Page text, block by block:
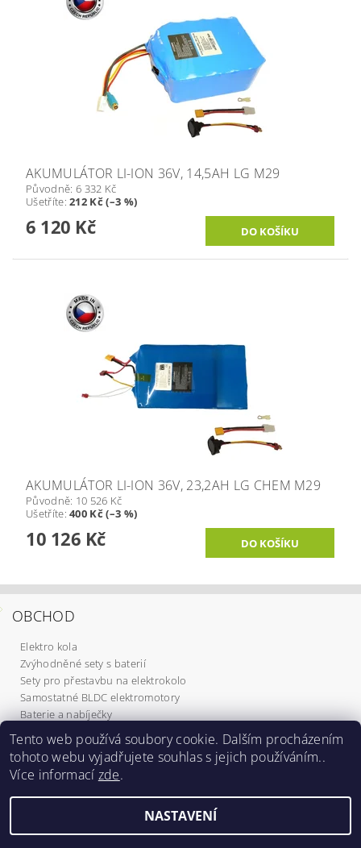
AKUMULÁTOR LI-ION 36V, 14,5AH LG M29
Původně: 6 332 Kč
Ušetříte:212 Kč (–3 %)
6 120 Kč
AKUMULÁTOR LI-ION 36V, 23,2AH LG CHEM M29
Původně: 10 526 Kč
Ušetříte:400 Kč (–3 %)
10 126 Kč
OBCHOD
Elektro kola
Zvýhodněné sety s baterií
Sety pro přestavbu na elektrokolo
Samostatné BLDC elektromotory
Baterie a nabíječky
Komponenty
Elektrokoloběžky
Služby
Dárkové poukazy
Elektrokola Michal, všechna práva vyhrazena
Tento web používá soubory cookie. Dalším procházením
tohoto webu vyjadřujete souhlas s jejich používáním..
Více informací zde.
NASTAVENÍ